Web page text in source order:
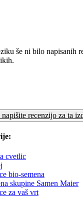
še ni bilo napisanih
recenzijo za ta
cvetlic
bio-semena
skupine Samen Maier
za vaš vrt